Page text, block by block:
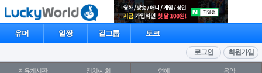
유머 얼짱 걸그룹 토크
회원가입
로그인
자유게시판 정치/사회 연애 음악